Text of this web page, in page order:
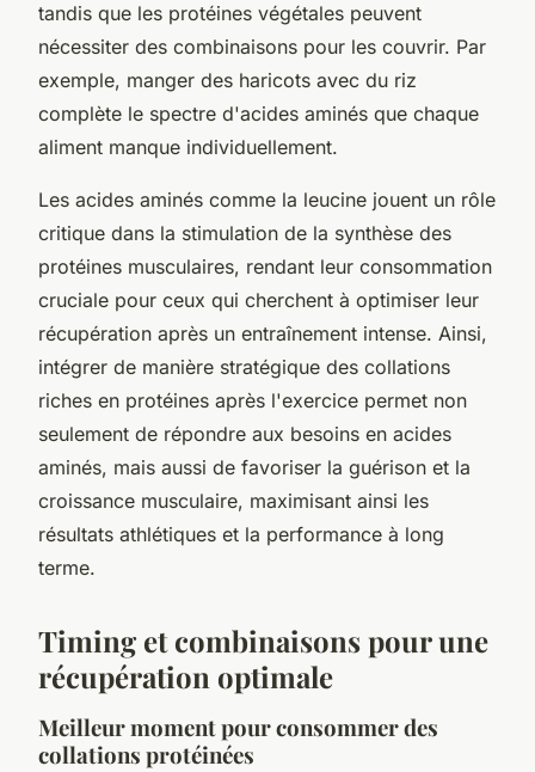
tandis que les protéines végétales peuvent
nécessiter des combinaisons pour les couvrir. Par
exemple, manger des haricots avec du riz
complète le spectre d'acides aminés que chaque
aliment manque individuellement.
Les acides aminés comme la leucine jouent un rôle
critique dans la stimulation de la synthèse des
protéines musculaires, rendant leur consommation
cruciale pour ceux qui cherchent à optimiser leur
récupération après un entraînement intense. Ainsi,
intégrer de manière stratégique des collations
riches en protéines après l'exercice permet non
seulement de répondre aux besoins en acides
aminés, mais aussi de favoriser la guérison et la
croissance musculaire, maximisant ainsi les
résultats athlétiques et la performance à long
terme.
Timing et combinaisons pour une
récupération optimale
Meilleur moment pour consommer des
collations protéinées